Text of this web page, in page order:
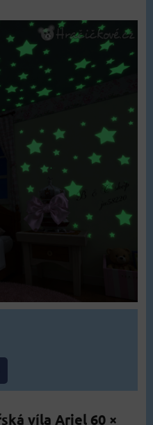
víla Ariel 60 ×